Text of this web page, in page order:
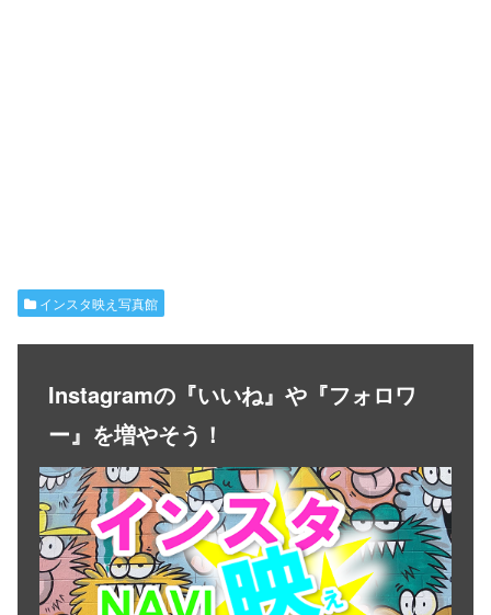
インスタ映え写真館
Instagramの『いいね』や『フォロワ
ー』を増やそう！